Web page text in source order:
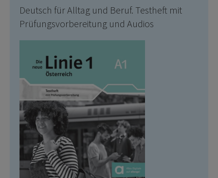
Deutsch für Alltag und Beruf. Testheft mit
Prüfungsvorbereitung und Audios